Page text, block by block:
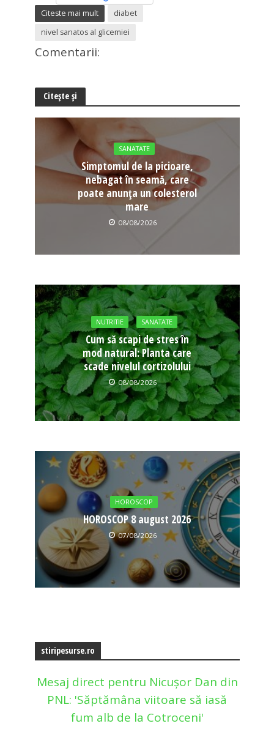
Citeste mai mult
diabet
nivel sanatos al glicemiei
Comentarii:
Citește și
SANATATE
Simptomul de la picioare,
nebagat în seamă, care
poate anunța un colesterol
mare
08/08/2026
NUTRITIE SANATATE
Cum să scapi de stres în
mod natural: Planta care
scade nivelul cortizolului
08/08/2026
HOROSCOP
HOROSCOP 8 august 2026
07/08/2026
stiripesurse.ro
Mesaj direct pentru Nicușor Dan din
PNL: 'Săptămâna viitoare să iasă
fum alb de la Cotroceni'